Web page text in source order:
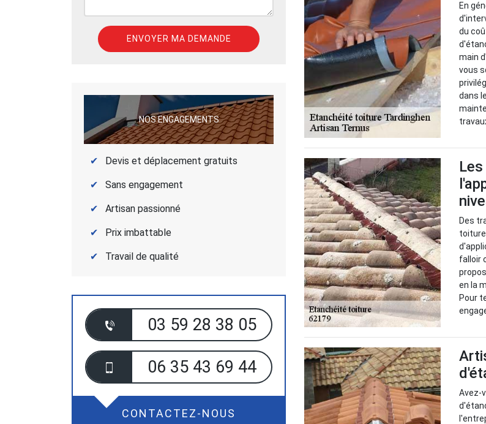
NOS ENGAGEMENTS
Devis et déplacement gratuits
Sans engagement
Artisan passionné
Prix imbattable
Travail de qualité
03 59 28 38 05
06 35 43 69 44
CONTACTEZ-NOUS
En
du
main
vous
dans
Des
falloir
en la
Pour
Avez-